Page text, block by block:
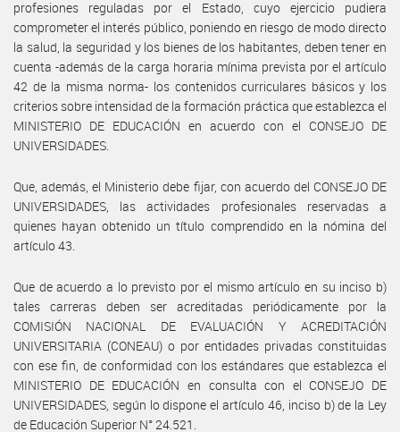
profesiones reguladas por el Estado, cuyo ejercicio pudiera
comprometer el interés público, poniendo en riesgo de modo directo
la salud, la seguridad y los bienes de los habitantes, deben tener en
cuenta -además de la carga horaria mínima prevista por el artículo
42 de la misma norma- los contenidos curriculares básicos y los
criterios sobre intensidad de la formación práctica que establezca el
MINISTERIO DE EDUCACIÓN en acuerdo con el CONSEJO DE
UNIVERSIDADES.
Que, además, el Ministerio debe fijar, con acuerdo del CONSEJO DE
UNIVERSIDADES, las actividades profesionales reservadas a
quienes hayan obtenido un título comprendido en la nómina del
artículo 43.
Que de acuerdo a lo previsto por el mismo artículo en su inciso b)
tales carreras deben ser acreditadas periódicamente por la
COMISIÓN NACIONAL DE EVALUACIÓN Y ACREDITACIÓN
UNIVERSITARIA (CONEAU) o por entidades privadas constituidas
con ese fin, de conformidad con los estándares que establezca el
MINISTERIO DE EDUCACIÓN en consulta con el CONSEJO DE
UNIVERSIDADES, según lo dispone el artículo 46, inciso b) de la Ley
de Educación Superior N° 24.521.